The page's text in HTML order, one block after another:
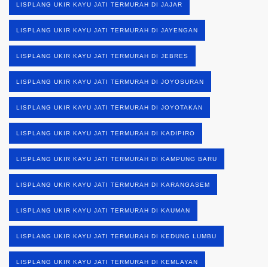
LISPLANG UKIR KAYU JATI TERMURAH DI JAJAR
LISPLANG UKIR KAYU JATI TERMURAH DI JAYENGAN
LISPLANG UKIR KAYU JATI TERMURAH DI JEBRES
LISPLANG UKIR KAYU JATI TERMURAH DI JOYOSURAN
LISPLANG UKIR KAYU JATI TERMURAH DI JOYOTAKAN
LISPLANG UKIR KAYU JATI TERMURAH DI KADIPIRO
LISPLANG UKIR KAYU JATI TERMURAH DI KAMPUNG BARU
LISPLANG UKIR KAYU JATI TERMURAH DI KARANGASEM
LISPLANG UKIR KAYU JATI TERMURAH DI KAUMAN
LISPLANG UKIR KAYU JATI TERMURAH DI KEDUNG LUMBU
LISPLANG UKIR KAYU JATI TERMURAH DI KEMLAYAN